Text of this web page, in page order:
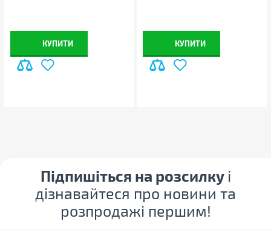
КУПИТИ КУПИТИ
Підпишіться на розсилку і
дізнавайтеся про новини та
розпродажі першим!